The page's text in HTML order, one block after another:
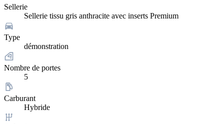
Sellerie
Sellerie tissu gris anthracite avec inserts Premium
Type
démonstration
Nombre de portes
5
Carburant
Hybride